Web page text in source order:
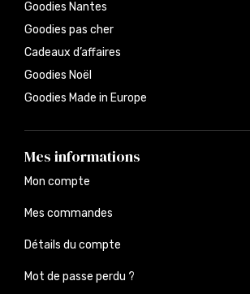
Goodies Nantes
Goodies pas cher
Cadeaux d’affaires
Goodies Noël
Goodies Made in Europe
Mes informations
Mon compte
Mes commandes
Détails du compte
Mot de passe perdu ?